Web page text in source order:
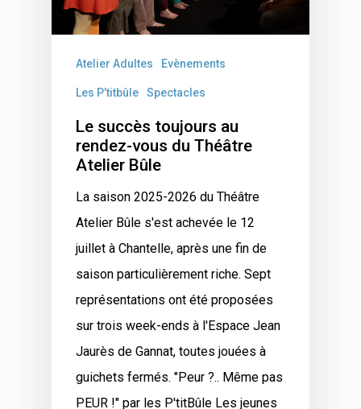
Atelier Adultes Evènements
Les P’titbûle Spectacles
Le succès toujours au
rendez-vous du Théâtre
Atelier Bûle
La saison 2025-2026 du Théâtre
Atelier Bûle s'est achevée le 12
juillet à Chantelle, après une fin de
saison particulièrement riche. Sept
représentations ont été proposées
sur trois week-ends à l'Espace Jean
Jaurès de Gannat, toutes jouées à
guichets fermés. "Peur ?.. Même pas
PEUR !" par les P'titBûle Les jeunes